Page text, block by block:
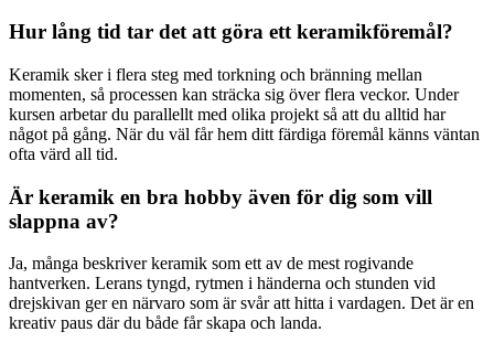
Hur lång tid tar det att göra ett keramikföremål?
Keramik sker i flera steg med torkning och bränning mellan
momenten, så processen kan sträcka sig över flera veckor. Under
kursen arbetar du parallellt med olika projekt så att du alltid har
något på gång. När du väl får hem ditt färdiga föremål känns väntan
ofta värd all tid.
Är keramik en bra hobby även för dig som vill
slappna av?
Ja, många beskriver keramik som ett av de mest rogivande
hantverken. Lerans tyngd, rytmen i händerna och stunden vid
drejskivan ger en närvaro som är svår att hitta i vardagen. Det är en
kreativ paus där du både får skapa och landa.